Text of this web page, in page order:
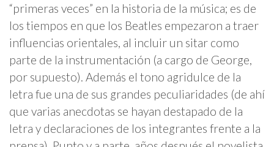
“primeras veces” en la historia de la música; es de
los tiempos en que los Beatles empezaron a traer
influencias orientales, al incluir un sitar como
parte de la instrumentación (a cargo de George,
por supuesto). Además el tono agridulce de la
letra fue una de sus grandes peculiaridades (de ahí
que varias anecdotas se hayan destapado de la
letra y declaraciones de los integrantes frente a la